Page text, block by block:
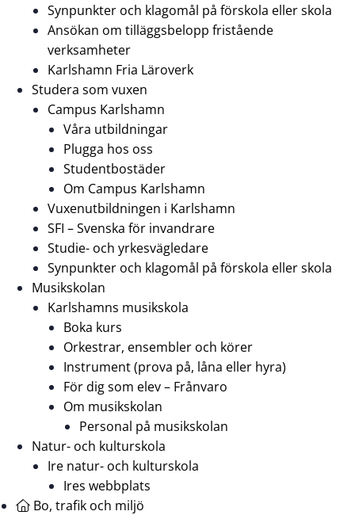
Synpunkter och klagomål på förskola eller skola
Ansökan om tilläggsbelopp fristående
verksamheter
Karlshamn Fria Läroverk
Studera som vuxen
Campus Karlshamn
Våra utbildningar
Plugga hos oss
Studentbostäder
Om Campus Karlshamn
Vuxenutbildningen i Karlshamn
SFI – Svenska för invandrare
Studie- och yrkesvägledare
Synpunkter och klagomål på förskola eller skola
Musikskolan
Karlshamns musikskola
Boka kurs
Orkestrar, ensembler och körer
Instrument (prova på, låna eller hyra)
För dig som elev – Frånvaro
Om musikskolan
Personal på musikskolan
Natur- och kulturskola
Ire natur- och kulturskola
Ires webbplats
Bo, trafik och miljö